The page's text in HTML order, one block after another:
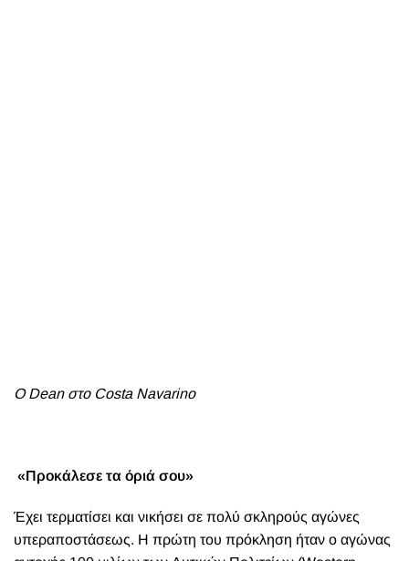
Ο Dean στο Costa Navarino
«Προκάλεσε τα όριά σου»
Έχει τερματίσει και νικήσει σε πολύ σκληρούς αγώνες
υπεραποστάσεως. Η πρώτη του πρόκληση ήταν ο αγώνας